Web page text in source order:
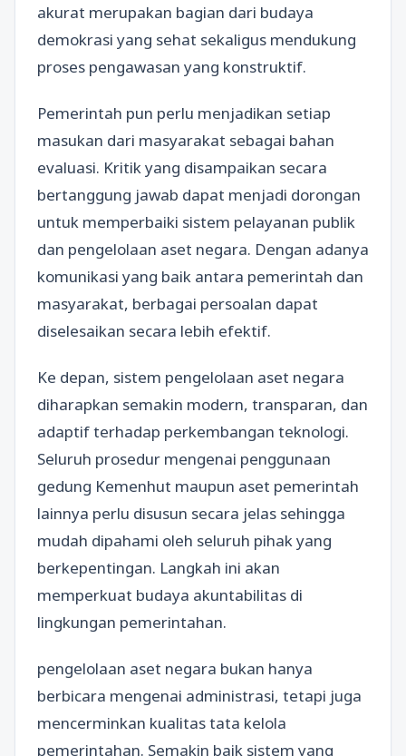
akurat merupakan bagian dari budaya
demokrasi yang sehat sekaligus mendukung
proses pengawasan yang konstruktif.
Pemerintah pun perlu menjadikan setiap
masukan dari masyarakat sebagai bahan
evaluasi. Kritik yang disampaikan secara
bertanggung jawab dapat menjadi dorongan
untuk memperbaiki sistem pelayanan publik
dan pengelolaan aset negara. Dengan adanya
komunikasi yang baik antara pemerintah dan
masyarakat, berbagai persoalan dapat
diselesaikan secara lebih efektif.
Ke depan, sistem pengelolaan aset negara
diharapkan semakin modern, transparan, dan
adaptif terhadap perkembangan teknologi.
Seluruh prosedur mengenai penggunaan
gedung Kemenhut maupun aset pemerintah
lainnya perlu disusun secara jelas sehingga
mudah dipahami oleh seluruh pihak yang
berkepentingan. Langkah ini akan
memperkuat budaya akuntabilitas di
lingkungan pemerintahan.
pengelolaan aset negara bukan hanya
berbicara mengenai administrasi, tetapi juga
mencerminkan kualitas tata kelola
pemerintahan. Semakin baik sistem yang